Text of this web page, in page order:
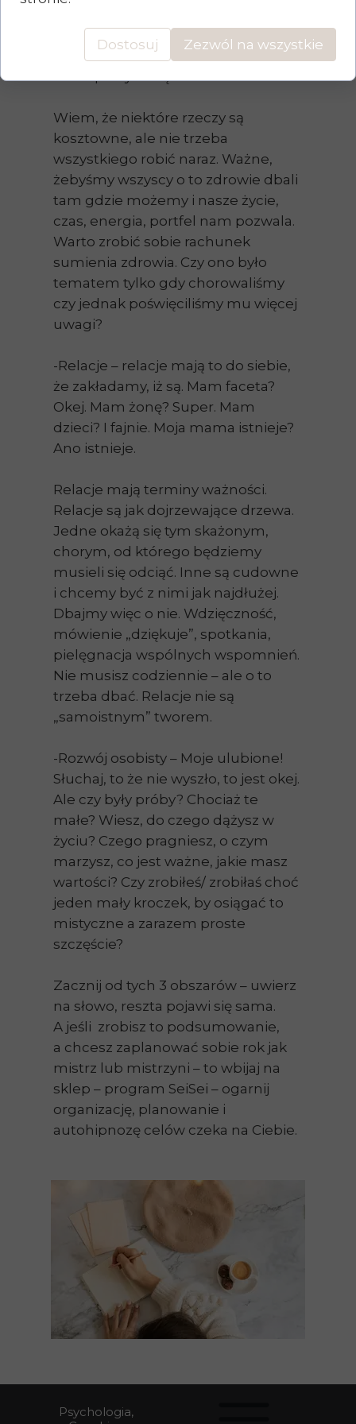
cytologia? Dentysta? Ktoś tu
przeszedł się do fizjoterapeuty,
skoro plecy tłuką od 5 lat?
Wiem, że niektóre rzeczy są
kosztowne, ale nie trzeba
wszystkiego robić naraz. Ważne,
żebyśmy wszyscy o to zdrowie dbali
tam gdzie możemy i nasze życie,
czas, energia, portfel nam pozwala.
Warto zrobić sobie rachunek
sumienia zdrowia. Czy ono było
tematem tylko gdy chorowaliśmy
czy jednak poświęciliśmy mu więcej
uwagi?
-Relacje – relacje mają to do siebie,
że zakładamy, iż są. Mam faceta?
Okej. Mam żonę? Super. Mam
dzieci? I fajnie. Moja mama istnieje?
Ano istnieje.
Relacje mają terminy ważności.
Relacje są jak dojrzewające drzewa.
Jedne okażą się tym skażonym,
chorym, od którego będziemy
musieli się odciąć. Inne są cudowne
i chcemy być z nimi jak najdłużej.
Dbajmy więc o nie. Wdzięczność,
mówienie „dziękuje”, spotkania,
pielęgnacja wspólnych wspomnień.
Nie musisz codziennie – ale o to
trzeba dbać. Relacje nie są
„samoistnym” tworem.
-Rozwój osobisty – Moje ulubione!
Słuchaj, to że nie wyszło, to jest okej.
Ale czy były próby? Chociaż te
małe? Wiesz, do czego dążysz w
życiu? Czego pragniesz, o czym
marzysz, co jest ważne, jakie masz
wartości? Czy zrobiłeś/ zrobiłaś choć
jeden mały kroczek, by osiągać to
mistyczne a zarazem proste
szczęście?
Zacznij od tych 3 obszarów – uwierz
na słowo, reszta pojawi się sama.
A jeśli zrobisz to podsumowanie,
a chcesz zaplanować sobie rok jak
mistrz lub mistrzyni – to wbijaj na
sklep – program SeiSei – ogarnij
organizację, planowanie i
autohipnozę celów czeka na Ciebie.
Psychologia,
Dostosuj Zezwól na wszystkie